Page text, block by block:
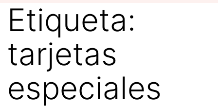
Etiqueta:
tarjetas
especiales